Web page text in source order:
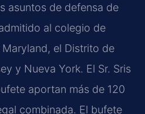
asuntos de defensa de
al colegio de
el Distrito de
y Nueva York. El Sr. Sris
aportan más de 120
combinada. El bufete